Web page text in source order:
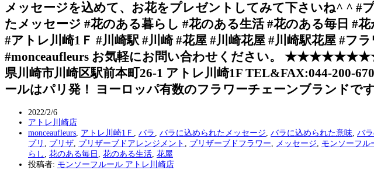
メッセージを込めて、お花をプレゼントしてみて下さいね^ ^ #
たメッセージ #花のある暮らし #花のある生活 #花のある毎日 #
#アトレ川崎1Ｆ #川崎駅 #川崎 #花屋 #川崎花屋 #川崎駅花屋 #
#monceaufleurs お気軽にお問い合わせください。
県川崎市川崎区駅前本町26-1 アトレ川崎1F
ールはパリ発！ ヨーロッパ有数のフラワーチェーンブランドです
2022/2/6
アトレ川崎店
monceaufleurs アトレ川崎1Ｆ バラ バラに込められたメッセージ バラに込められた意味 バ
プリ
プリザ プリザーブドアレンジメント プリザーブドフラワー メッセージ モンソーフル
らし
花のある毎日 花のある生活 花屋
投稿者: モンソーフルール アトレ川崎店